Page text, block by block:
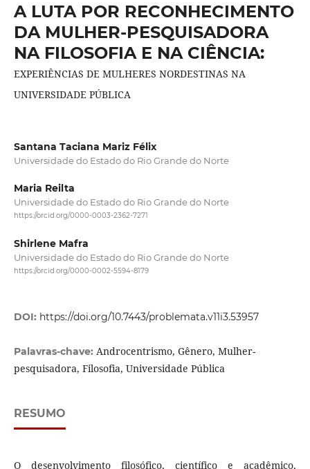
A LUTA POR RECONHECIMENTO
DA MULHER-PESQUISADORA
NA FILOSOFIA E NA CIÊNCIA:
EXPERIÊNCIAS DE MULHERES NORDESTINAS NA
UNIVERSIDADE PÚBLICA
Santana Taciana Mariz Félix
Universidade do Estado do Rio Grande do Norte
Maria Reilta
Universidade do Estado do Rio Grande do Norte
https://orcid.org/0000-0003-2362-7271
Shirlene Mafra
Universidade do Estado do Rio Grande do Norte
https://orcid.org/0000-0002-5594-8179
DOI: https://doi.org/10.7443/problemata.v11i3.53957
Palavras-chave: Androcentrismo, Gênero, Mulher-
pesquisadora, Filosofia, Universidade Pública
RESUMO
O desenvolvimento filosófico, científico e acadêmico,